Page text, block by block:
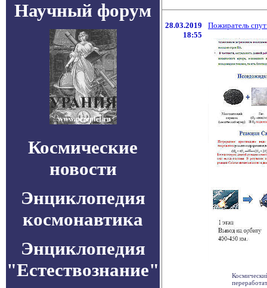
Научный форум
Космические
новости
Энциклопедия
космонавтика
Энциклопедия
"Естествознание"
28.03.2019
18:55
Пожиратель